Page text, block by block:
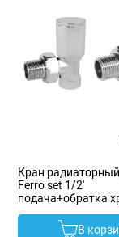
Кран
Ferro set 1/2'
подача+обратка
В